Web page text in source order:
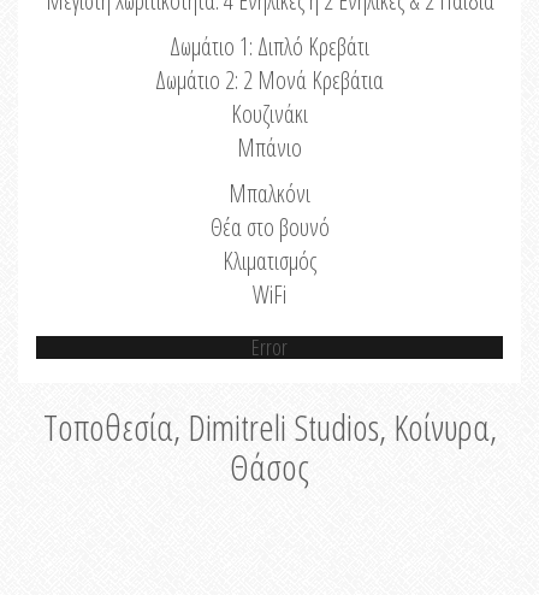
Δωμάτιο 1: Διπλό Κρεβάτι
Δωμάτιο 2: 2 Μονά Κρεβάτια
Κουζινάκι
Μπάνιο
Μπαλκόνι
Θέα στο βουνό
Κλιματισμός
WiFi
Error
Τοποθεσία, Dimitreli Studios, Κοίνυρα,
Θάσος